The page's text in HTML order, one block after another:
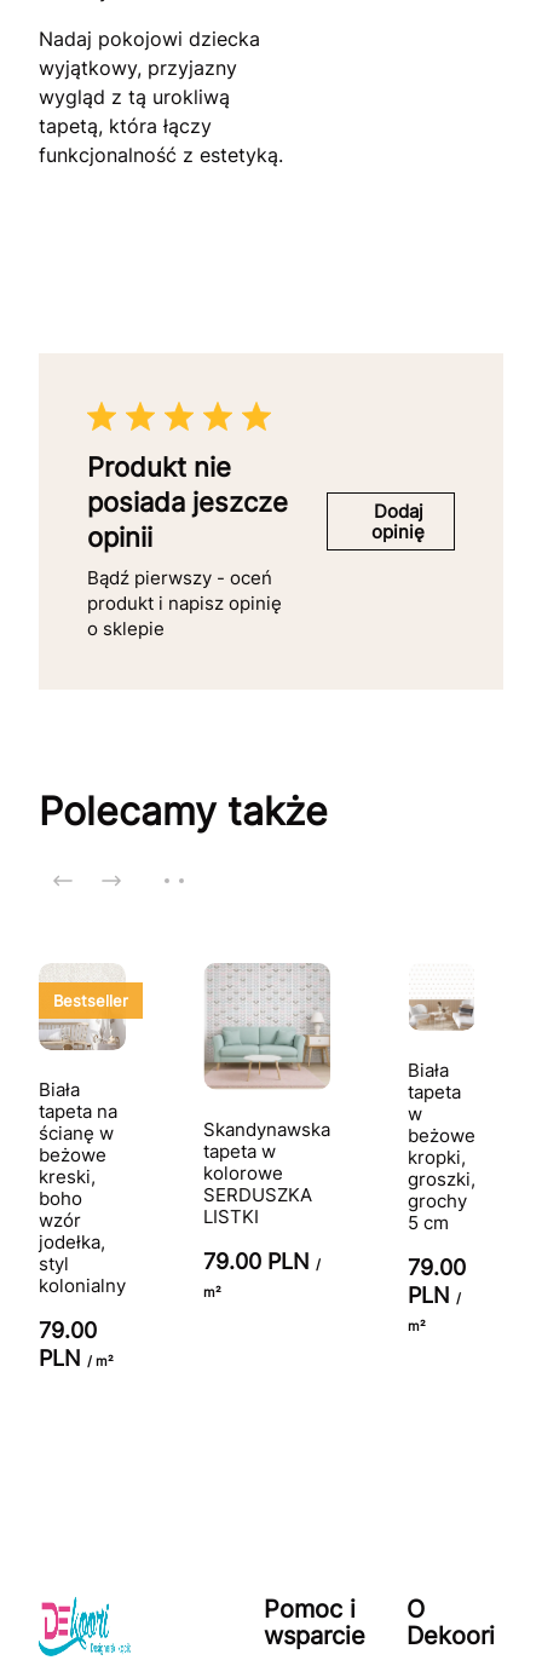
Nadaj pokojowi dziecka
wyjątkowy, przyjazny
wygląd z tą urokliwą
tapetą, która łączy
funkcjonalność z estetyką.
Produkt nie
posiada jeszcze
opinii
Bądź pierwszy - oceń
produkt i napisz opinię
o sklepie
Dodaj
opinię
Polecamy także
Bestseller
Biała
tapeta na
ścianę w
beżowe
kreski,
boho
wzór
jodełka,
styl
kolonialny
79.00
PLN / m²
Skandynawska
tapeta w
kolorowe
SERDUSZKA
LISTKI
79.00 PLN /
m²
Biała
tapeta
w
beżowe
kropki,
groszki,
grochy
5 cm
79.00
PLN /
m²
Pomoc i
wsparcie
O
Dekoori